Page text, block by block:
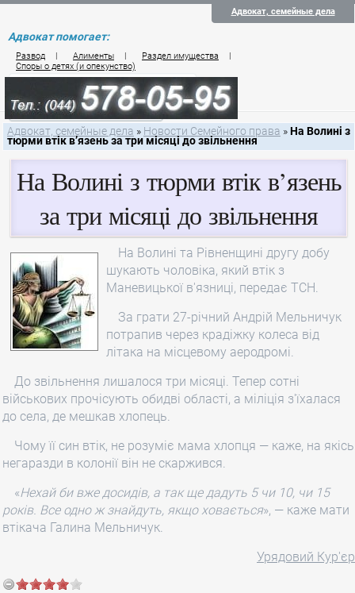
Адвокат, семейные дела
Адвокат помогает:
Развод | Алименты | Раздел имущества
|
Споры о детях (и опекунство)
Цены на услуги по семейному праву
Контакты семейного юриста
Адвокат, семейные дела » Новости Семейного права »На Волині з
тюрми втік в’язень за три місяці до звільнення
На Волині з тюрми втік в’язень
за три місяці до звільнення
На Волині та Рівненщині другу добу
шукають чоловіка, який втік з
Маневицької в'язниці, передає ТСН.
За грати 27-річний Андрій Мельничук
потрапив через крадіжку колеса від
літака на місцевому аеродромі.
До звільнення лишалося три місяці. Тепер сотні
військових прочісують обидві області, а міліція з'їхалася
до села, де мешкав хлопець.
Чому її син втік, не розуміє мама хлопця — каже, на якісь
негаразди в колонії він не скаржився.
«Нехай би вже досидів, а так ще дадуть 5 чи 10, чи 15
років. Все одно ж знайдуть, якщо ховається», — каже мати
втікача Галина Мельничук.
Урядовий Кур'єр